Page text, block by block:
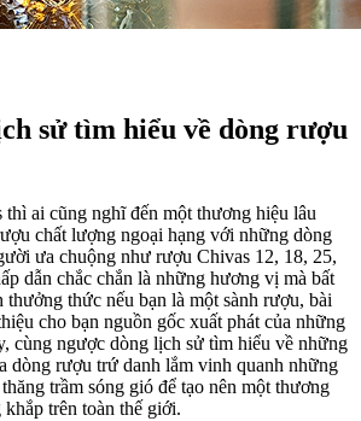
sử tìm hiểu về dòng rượu
ai cũng nghĩ đến một thương hiệu lâu
chất lượng ngoại hạng với những dòng
ưa chuộng như rượu Chivas 12, 18, 25,
dẫn chắc chắn là những hương vị mà bất
thức nếu bạn là một sành rượu, bài
cho bạn nguồn gốc xuất phát của những
cùng ngược dòng lịch sử tìm hiểu về những
dòng rượu trứ danh lắm vinh quanh những
trầm sóng gió để tạo nên một thương
trên toàn thế giới.